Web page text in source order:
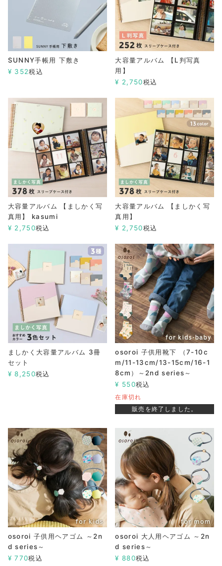
SUNNY手帳用 下敷き
¥ 352税込
大容量アルバム 【L判写真
用】
¥ 2,750税込
大容量アルバム 【ましかく写
真用】 kasumi
¥ 2,750税込
大容量アルバム 【ましかく写
真用】
¥ 2,750税込
ましかく大容量アルバム 3冊
セット
¥ 8,250税込
osoroi 子供用靴下 （7-10c
m/11-13cm/13-15cm/16-1
8cm）～2nd series～
¥ 550税込
在庫切れ
販売を終了しました。
osoroi 子供用ヘアゴム ～2n
d series～
¥ 770税込
osoroi 大人用ヘアゴム ～2n
d series～
¥ 880税込